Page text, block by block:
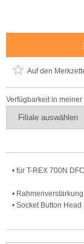
Auf den
Verfügbarkeit in meiner
• für T-REX 700N DFC
•
• Socket Button